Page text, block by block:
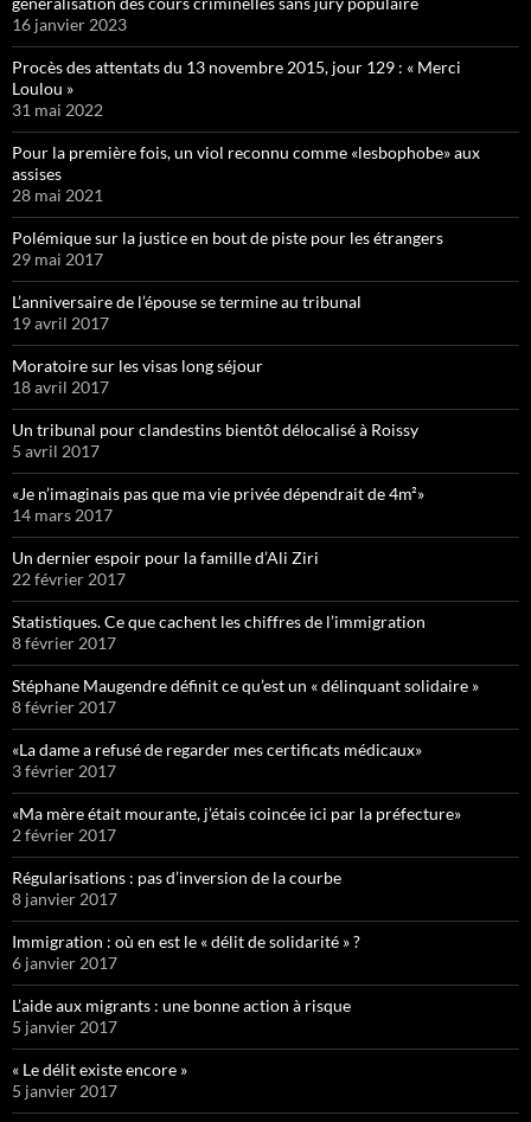
16 janvier 2023
Procès des attentats du 13 novembre 2015, jour 129 : « Merci
Loulou »
31 mai 2022
Pour la première fois, un viol reconnu comme «lesbophobe» aux
assises
28 mai 2021
Polémique sur la justice en bout de piste pour les étrangers
29 mai 2017
L’anniversaire de l’épouse se termine au tribunal
19 avril 2017
Moratoire sur les visas long séjour
18 avril 2017
Un tribunal pour clandestins bientôt délocalisé à Roissy
5 avril 2017
«Je n’imaginais pas que ma vie privée dépendrait de 4m²»
14 mars 2017
Un dernier espoir pour la famille d’Ali Ziri
22 février 2017
Statistiques. Ce que cachent les chiffres de l’immigration
8 février 2017
Stéphane Maugendre définit ce qu’est un « délinquant solidaire »
8 février 2017
«La dame a refusé de regarder mes certificats médicaux»
3 février 2017
«Ma mère était mourante, j’étais coincée ici par la préfecture»
2 février 2017
Régularisations : pas d’inversion de la courbe
8 janvier 2017
Immigration : où en est le « délit de solidarité » ?
6 janvier 2017
L’aide aux migrants : une bonne action à risque
5 janvier 2017
« Le délit existe encore »
5 janvier 2017